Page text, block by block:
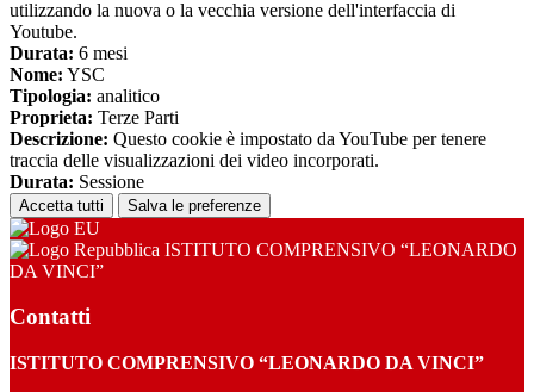
utilizzando la nuova o la vecchia versione dell'interfaccia di
Youtube.
Durata: 6 mesi
Nome: YSC
Tipologia: analitico
Proprieta: Terze Parti
Descrizione: Questo cookie è impostato da YouTube per tenere
traccia delle visualizzazioni dei video incorporati.
Durata: Sessione
Accetta tutti Salva le preferenze
ISTITUTO COMPRENSIVO “LEONARDO
DA VINCI”
Contatti
ISTITUTO COMPRENSIVO “LEONARDO DA VINCI”